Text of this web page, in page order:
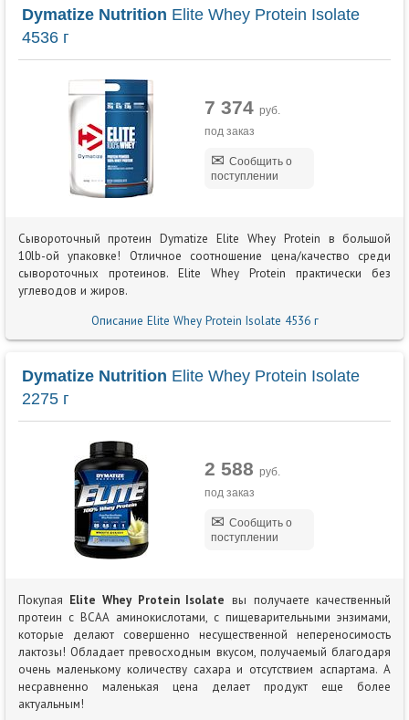
Dymatize Nutrition Elite Whey Protein Isolate
4536 г
7 374 руб.
под заказ
Сообщить о
поступлении
Сывороточный протеин Dymatize Elite Whey Protein в большой
10lb-ой упаковке! Отличное соотношение цена/качество среди
сывороточных протеинов. Elite Whey Protein практически без
углеводов и жиров.
Описание Elite Whey Protein Isolate 4536 г
Dymatize Nutrition Elite Whey Protein Isolate
2275 г
2 588 руб.
под заказ
Сообщить о
поступлении
Покупая Elite Whey Protein Isolate вы получаете качественный
протеин с BCAA аминокислотами, с пищеварительными энзимами,
которые делают совершенно несущественной непереносимость
лактозы! Обладает превосходным вкусом, получаемый благодаря
очень маленькому количеству сахара и отсутствием аспартама. А
несравненно маленькая цена делает продукт еще более
актуальным!